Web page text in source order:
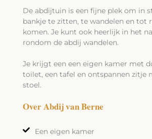
De abdijtuin is een fijne plek om in
bankje te zitten, te wandelen en tot
komen. Je kunt ook heerlijk in het
rondom de abdij wandelen.
Je krijgt een een eigen kamer met
toilet, een tafel en ontspannen zitje
stoel.
Over Abdij van Berne
Een eigen kamer